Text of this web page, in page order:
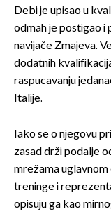
Debi je upisao u
odmah je postigao i
navijače Zmajeva.
dodatnih
raspucavanju
Italije.
Iako se o njegovu
zasad drži podalje
mrežama
treninge i
opisuju ga kao